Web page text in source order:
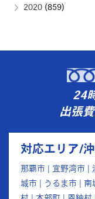
2020 (859)
24
出張費
対応エリア/
那覇市 | 宜野湾市 |
城市 | うるま市 |